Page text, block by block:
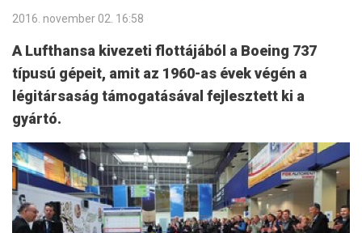
2016. november 02. 16:58
A Lufthansa kivezeti flottájából a Boeing 737
típusú gépeit, amit az 1960-as évek végén a
légitársaság támogatásával fejlesztett ki a
gyártó.